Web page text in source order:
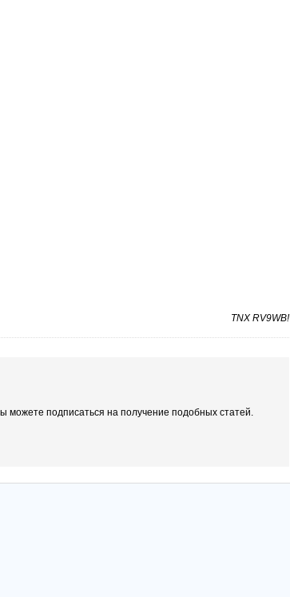
ТNX RV9WB!
можете подписаться на получение подобных статей.